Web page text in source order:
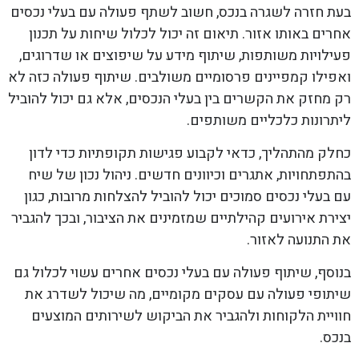
בעת חזרה לשגרה בנכס, חשוב לשתף פעולה עם בעלי נכסים
אחרים באותו אזור. תיאום זה יכול לכלול שיחות על תכנון
פעילויות משותפות, שיתוף מידע על שיפוצים או שדרוגים,
ואפילו קמפיינים פרסומיים משולבים. שיתוף פעולה כזה לא
רק מחזק את הקשרים בין בעלי הנכסים, אלא גם יכול להוביל
ליתרונות כלכליים משותפים.
כחלק מהתהליך, כדאי לקבוע פגישות תקופתיות כדי לדון
בהתפתחויות, אתגרים וכיוונים חדשים. ניהול נכון של שיח
עם בעלי נכסים סמוכים יכול להוביל להצלחות מרובות, כגון
יצירת אירועים קהילתיים שמזמינים את הציבור, ובכך להגביר
את התנועה לאזור.
בנוסף, שיתוף פעולה עם בעלי נכסים אחרים עשוי לכלול גם
שיתופי פעולה עם עסקים מקומיים, מה שיכול לשדרג את
חוויית הלקוחות ולהגביר את הביקוש לשירותים המוצעים
בנכס.